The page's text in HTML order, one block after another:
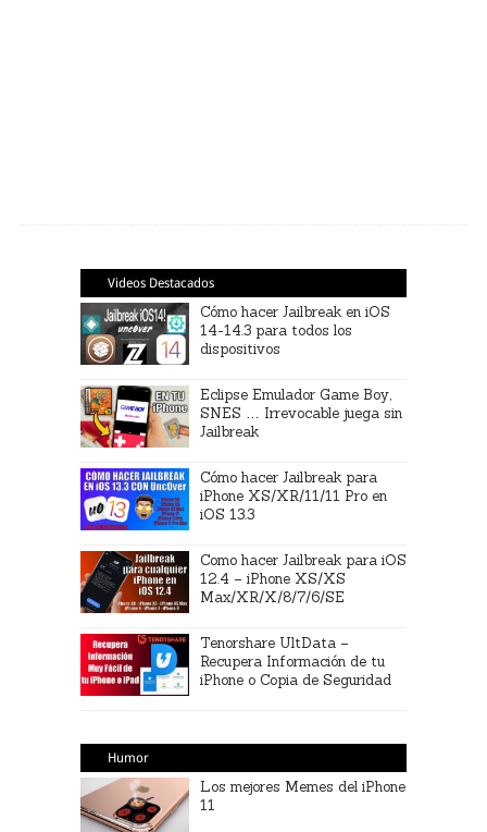
Videos Destacados
Cómo hacer Jailbreak en iOS
14-14.3 para todos los
dispositivos
Eclipse Emulador Game Boy,
SNES … Irrevocable juega sin
Jailbreak
Cómo hacer Jailbreak para
iPhone XS/XR/11/11 Pro en
iOS 13.3
Como hacer Jailbreak para iOS
12.4 – iPhone XS/XS
Max/XR/X/8/7/6/SE
Tenorshare UltData –
Recupera Información de tu
iPhone o Copia de Seguridad
Humor
Los mejores Memes del iPhone
11